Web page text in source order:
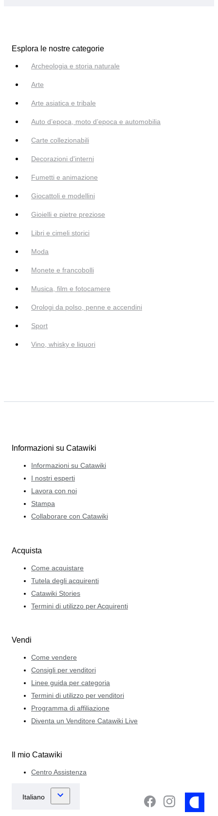
Esplora le nostre categorie
Archeologia e storia naturale
Arte
Arte asiatica e tribale
Auto d’epoca, moto d’epoca e automobilia
Carte collezionabili
Decorazioni d'interni
Fumetti e animazione
Giocattoli e modellini
Gioielli e pietre preziose
Libri e cimeli storici
Moda
Monete e francobolli
Musica, film e fotocamere
Orologi da polso, penne e accendini
Sport
Vino, whisky e liquori
Informazioni su Catawiki
Informazioni su Catawiki
I nostri esperti
Lavora con noi
Stampa
Collaborare con Catawiki
Acquista
Come acquistare
Tutela degli acquirenti
Catawiki Stories
Termini di utilizzo per Acquirenti
Vendi
Come vendere
Consigli per venditori
Linee guida per categoria
Termini di utilizzo per venditori
Programma di affiliazione
Diventa un Venditore Catawiki Live
Il mio Catawiki
Centro Assistenza